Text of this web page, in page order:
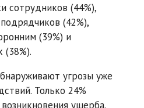
сотрудников (44%),
(42%),
(39%) и
угрозы уже
Только 24%
ущерба.